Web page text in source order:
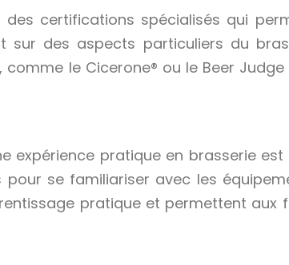
certifications spécialisés qui
sur des aspects particuliers du
le Cicerone® ou le Beer
expérience pratique en brasserie
se familiariser avec les
pratique et permettent aux